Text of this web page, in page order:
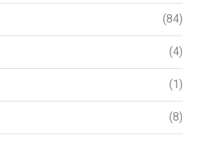
(84)
(4)
(1)
(8)